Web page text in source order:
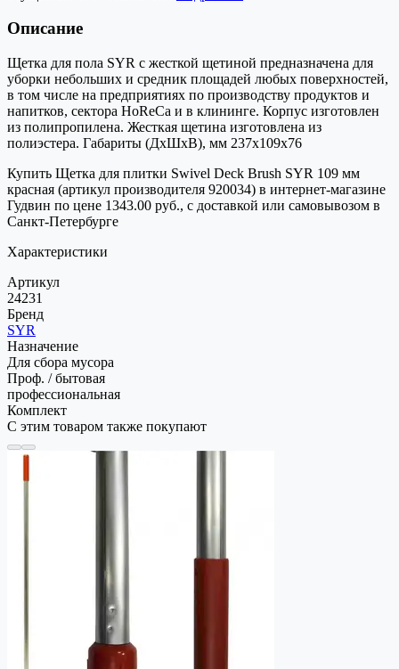
Описание
Щетка для пола SYR с жесткой щетиной предназначена для
уборки небольших и средник площадей любых поверхностей,
в том числе на предприятиях по производству продуктов и
напитков, сектора HoReCa и в клининге. Корпус изготовлен
из полипропилена. Жесткая щетина изготовлена из
полиэстера. Габариты (ДхШхВ), мм 237х109х76
Купить Щетка для плитки Swivel Deck Brush SYR 109 мм
красная (артикул производителя 920034) в интернет-магазине
Гудвин по цене 1343.00 руб., с доставкой или самовывозом в
Санкт-Петербурге
Характеристики
Артикул
24231
Бренд
SYR
Назначение
Для сбора мусора
Проф. / бытовая
профессиональная
Комплект
С этим товаром также покупают